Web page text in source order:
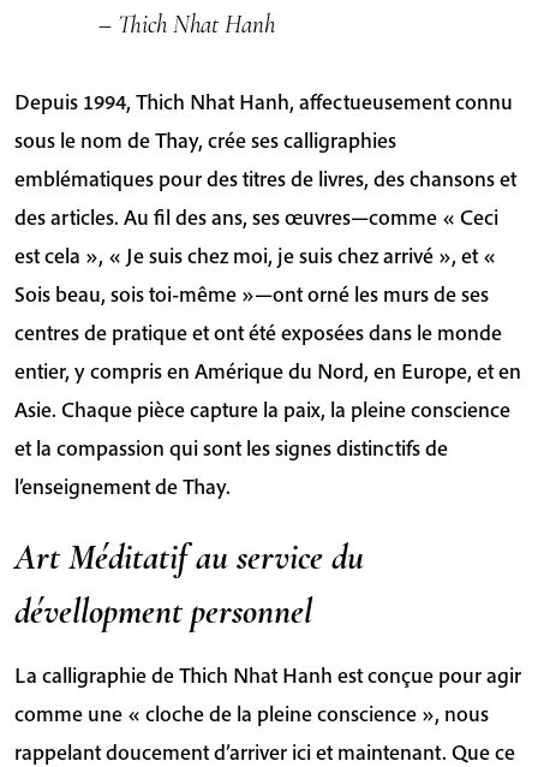
– Thich Nhat Hanh
Depuis 1994, Thich Nhat Hanh, affectueusement connu
sous le nom de Thay, crée ses calligraphies
emblématiques pour des titres de livres, des chansons et
des articles. Au fil des ans, ses œuvres—comme « Ceci
est cela », « Je suis chez moi, je suis chez arrivé », et «
Sois beau, sois toi-même »—ont orné les murs de ses
centres de pratique et ont été exposées dans le monde
entier, y compris en Amérique du Nord, en Europe, et en
Asie. Chaque pièce capture la paix, la pleine conscience
et la compassion qui sont les signes distinctifs de
l’enseignement de Thay.
Art Méditatif au service du
dévellopment personnel
La calligraphie de Thich Nhat Hanh est conçue pour agir
comme une « cloche de la pleine conscience », nous
rappelant doucement d’arriver ici et maintenant. Que ce